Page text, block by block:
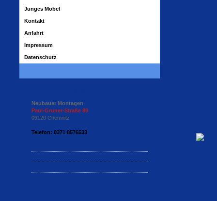
Junges Möbel
Kontakt
Anfahrt
Impressum
Datenschutz
Neubauer Montagen
Paul-Gruner-Straße 89
09120 Chemnitz
Telefon: 0371 8576533